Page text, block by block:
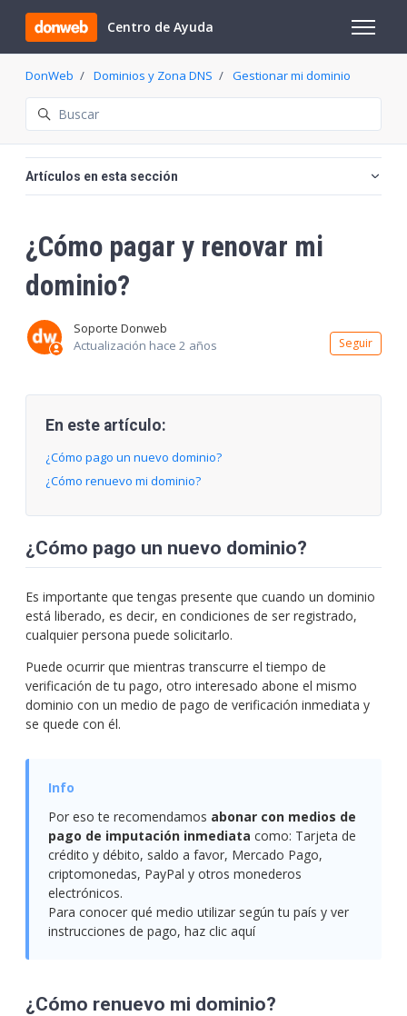
Saltar al contenido principal
Centro de Ayuda
Abrir/
DonWeb Dominios y Zona DNS Gestionar mi dominio
Búsqueda
¿Cómo pagar y renovar mi
dominio?
Soporte Donweb
Actualización hace 2 años Seguir
En este artículo:
¿Cómo pago un nuevo dominio?
¿Cómo renuevo mi dominio?
¿Cómo pago un nuevo dominio?
Es importante que tengas presente que cuando un dominio
está liberado, es decir, en condiciones de ser registrado,
cualquier persona puede solicitarlo.
Puede ocurrir que mientras transcurre el tiempo de
verificación de tu pago, otro interesado abone el mismo
dominio con un medio de pago de verificación inmediata y
se quede con él.
Por eso te recomendamos abonar con medios de
pago de imputación inmediata como: Tarjeta de
crédito y débito, saldo a favor, Mercado Pago,
criptomonedas, PayPal y otros monederos
electrónicos.
Para conocer qué medio utilizar según tu país y ver
instrucciones de pago, haz clic aquí
¿Cómo renuevo mi dominio?
Artículos en esta sección